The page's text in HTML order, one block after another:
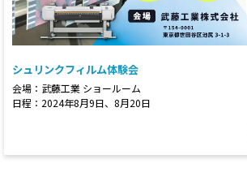
シュリンクフィルム体験会
会場：武藤工業 ショールーム
日程：2024年8月9日、8月20日